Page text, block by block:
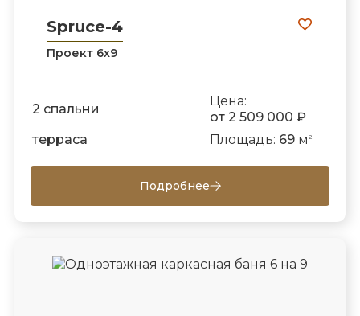
Spruce-4
Проект 6х9
2 спальни
Цена:
от 2 509 000 ₽
терраса
Площадь: 69м 2
Подробнее